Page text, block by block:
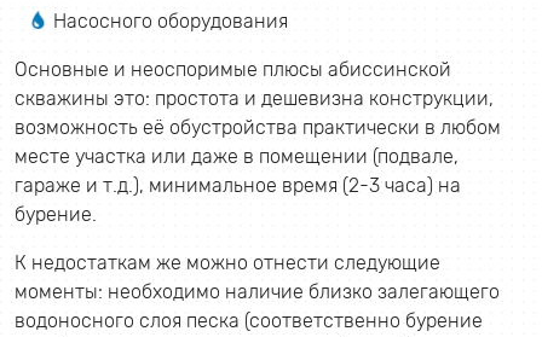
Насосного оборудования
Основные и неоспоримые плюсы абиссинской
скважины это: простота и дешевизна конструкции,
возможность её обустройства практически в любом
месте участка или даже в помещении (подвале,
гараже и т.д.), минимальное время (2-3 часа) на
бурение.
К недостаткам же можно отнести следующие
моменты: необходимо наличие близко залегающего
водоносного слоя песка (соответственно бурение